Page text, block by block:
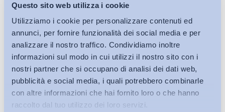
Questo sito web utilizza i cookie
Utilizziamo i cookie per personalizzare contenuti ed
annunci, per fornire funzionalità dei social media e per
analizzare il nostro traffico. Condividiamo inoltre
informazioni sul modo in cui utilizzi il nostro sito con i
nostri partner che si occupano di analisi dei dati web,
pubblicità e social media, i quali potrebbero combinarle
con altre informazioni che hai fornito loro o che hanno
raccolto dal tuo utilizzo dei loro servizi.